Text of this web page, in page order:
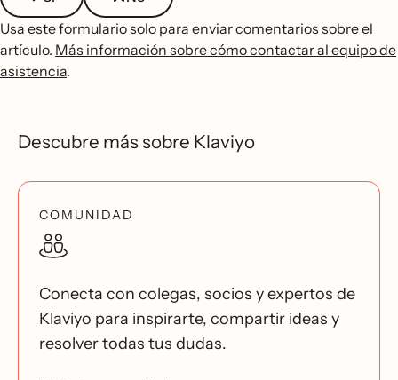
Usa este formulario solo para enviar comentarios sobre el
artículo. Más información sobre cómo contactar al equipo de
asistencia.
Descubre más sobre Klaviyo
COMUNIDAD
Conecta con colegas, socios y expertos de
Klaviyo para inspirarte, compartir ideas y
resolver todas tus dudas.